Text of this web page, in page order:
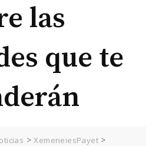
las
que te
>XemeneiesPayet >